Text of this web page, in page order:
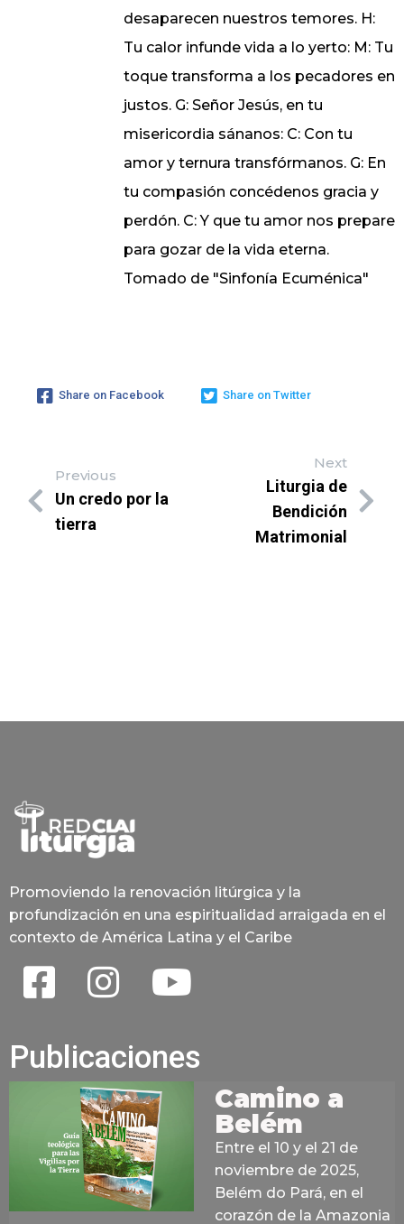
desaparecen nuestros temores. H:
Tu calor infunde vida a lo yerto: M: Tu
toque transforma a los pecadores en
justos. G: Señor Jesús, en tu
misericordia sánanos: C: Con tu
amor y ternura transfórmanos. G: En
tu compasión concédenos gracia y
perdón. C: Y que tu amor nos prepare
para gozar de la vida eterna.
Tomado de "Sinfonía Ecuménica"
Share on Facebook Share on Twitter
Previous
Un credo por la
tierra
Next
Liturgia de
Bendición
Matrimonial
Promoviendo la renovación litúrgica y la
profundización en una espiritualidad arraigada en el
contexto de América Latina y el Caribe
Publicaciones
Camino a
Belém
Entre el 10 y el 21 de
noviembre de 2025,
Belém do Pará, en el
corazón de la Amazonia